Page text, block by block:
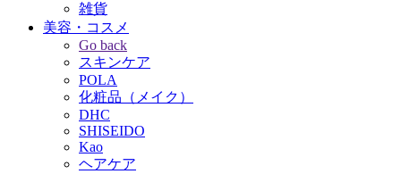
雑貨
美容・コスメ
Go back
スキンケア
POLA
化粧品（メイク）
DHC
SHISEIDO
Kao
ヘアケア